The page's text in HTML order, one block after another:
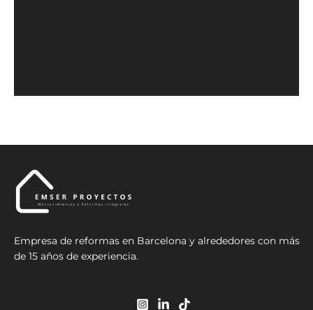
Empresa de reformas en Barcelona y alrededores con más
de 15 años de experiencia.